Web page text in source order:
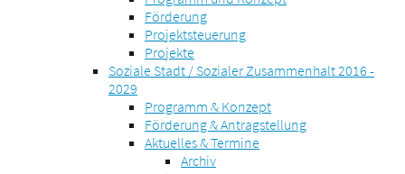
Förderung
Projektsteuerung
Projekte
Soziale Stadt / Sozialer Zusammenhalt 2016 -
2029
Programm & Konzept
Förderung & Antragstellung
Aktuelles & Termine
Archiv